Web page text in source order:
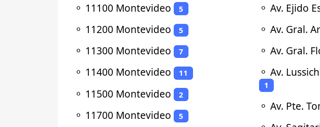
⚬ 11100 Montevideo 5
⚬ 11200 Montevideo 5
⚬ 11300 Montevideo 7
⚬ 11400 Montevideo 11
⚬ 11500 Montevideo 2
⚬ 11700 Montevideo 5
⚬ Av. Ejido
⚬ Av. Gral.
⚬ Av. Gral.
⚬ Av.
1
⚬ Av. Pte.